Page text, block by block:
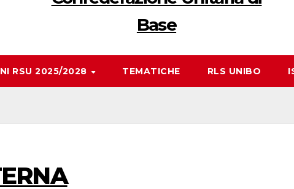
Base
RSU 2025/2028 TEMATICHE RLS UNIBO